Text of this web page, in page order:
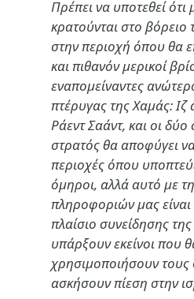
Πρέπει να υποτεθεί
κρατούνται στο
στην περιοχή όπου θα
και πιθανόν μερικοί
εναπομείναντες
πτέρυγας της Χαμάς: Ιζ
Ράεντ Σαάντ, και οι
στρατός θα αποφύγει
περιοχές όπου
όμηροι, αλλά αυτό με
πληροφοριών μας
πλαίσιο συνείδησης
υπάρξουν εκείνοι που
χρησιμοποιήσουν
ασκήσουν πίεση στην